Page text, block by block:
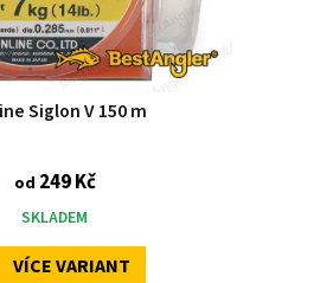
Siglon V 150 m
od 249 Kč
SKLADEM
VÍCE VARIANT